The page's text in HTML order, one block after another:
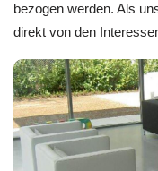
bezogen werden. Als
direkt von den